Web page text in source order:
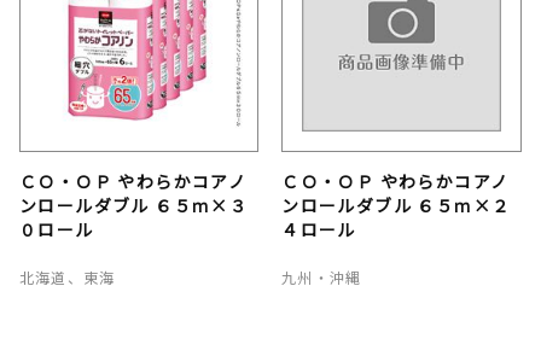
ＣＯ・ＯＰ やわらかコアノ
ンロールダブル ６５ｍ×３
０ロール
北海道、東海
ＣＯ・ＯＰ やわらかコアノ
ンロールダブル ６５ｍ×２
４ロール
九州・沖縄